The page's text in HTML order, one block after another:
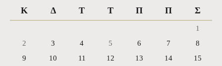
Κ Δ Τ Τ Π Π Σ
1
2
3 4 5 6 7
8
9
10 11 12 13 14
15